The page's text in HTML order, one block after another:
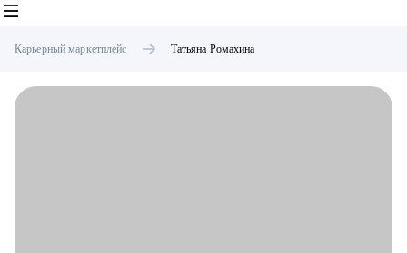
Карьерный маркетплейс Татьяна Ромахина